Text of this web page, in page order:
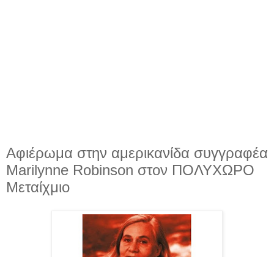
Αφιέρωμα στην αμερικανίδα συγγραφέα
Marilynne Robinson στον ΠΟΛΥΧΩΡΟ
Μεταίχμιο